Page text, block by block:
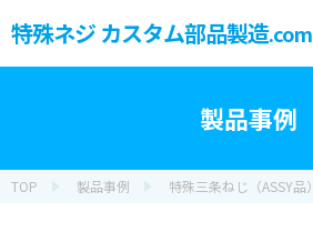
特殊ネジ カスタム部品製造.com
製品事例
TOP 製品事例 特殊三条ねじ（ASSY品）